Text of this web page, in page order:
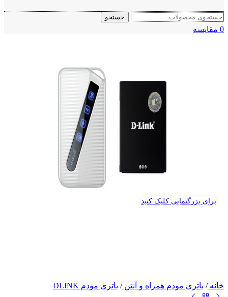
جستجو
0 مقايسه
برای بزرگنمایی کلیک کنید
خانه/ باتری مودم همراه و آنتن/ باتری مودم DLINK